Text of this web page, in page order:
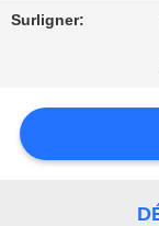
PLAN
DU
Surligner: